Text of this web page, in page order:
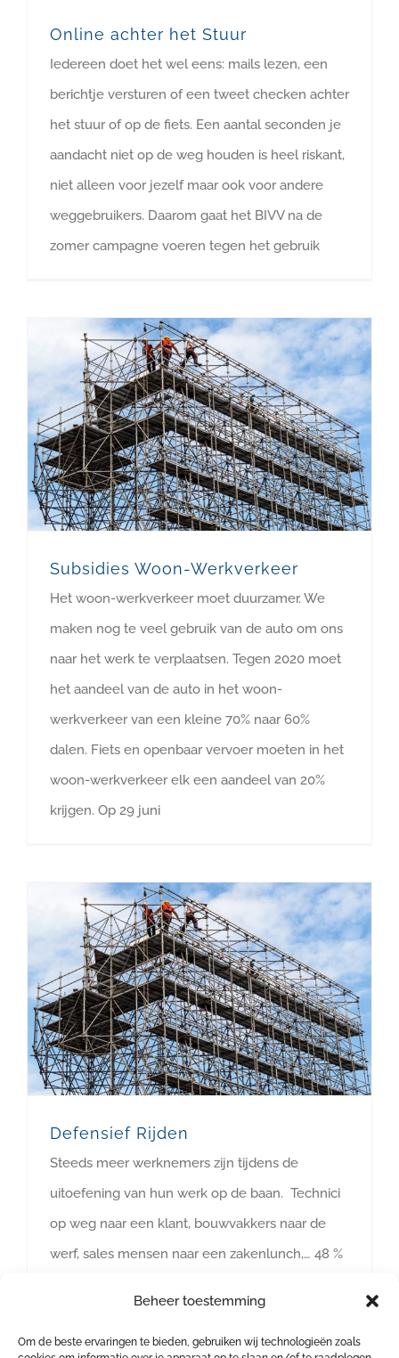
Beheer toestemming
Om de beste ervaringen te bieden, gebruiken wij technologieën zoals
Online achter het Stuur
Iedereen doet het wel eens: mails lezen, een
berichtje versturen of een tweet checken achter
het stuur of op de fiets. Een aantal seconden je
aandacht niet op de weg houden is heel riskant,
niet alleen voor jezelf maar ook voor andere
weggebruikers. Daarom gaat het BIVV na de
zomer campagne voeren tegen het gebruik
Subsidies Woon-Werkverkeer
Het woon-werkverkeer moet duurzamer. We
maken nog te veel gebruik van de auto om ons
naar het werk te verplaatsen. Tegen 2020 moet
het aandeel van de auto in het woon-
werkverkeer van een kleine 70% naar 60%
dalen. Fiets en openbaar vervoer moeten in het
woon-werkverkeer elk een aandeel van 20%
krijgen. Op 29 juni
Defensief Rijden
Steeds meer werknemers zijn tijdens de
uitoefening van hun werk op de baan. Technici
op weg naar een klant, bouwvakkers naar de
werf, sales mensen naar een zakenlunch,… 48 %
werkgerelateerde verkeersongevallen waarvan